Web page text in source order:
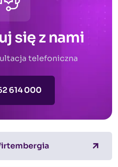
się z nami
telefoniczna
614 000